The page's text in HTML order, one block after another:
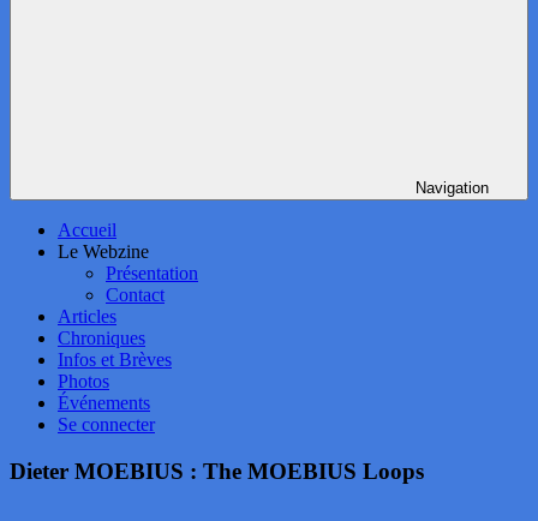
Navigation
Accueil
Le Webzine
Présentation
Contact
Articles
Chroniques
Infos et Brèves
Photos
Événements
Se connecter
Dieter MOEBIUS : The MOEBIUS Loops